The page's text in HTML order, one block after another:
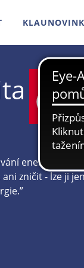
energie říká,
zničit - lze ji